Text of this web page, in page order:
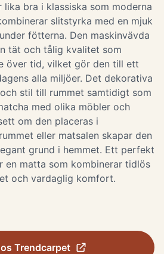
lika bra i klassiska som moderna
slitstyrka med en mjuk
fötterna. Den maskinvävda
tät och tålig kvalitet som
över tid, vilket gör den till ett
alla miljöer. Det dekorativa
stil till rummet samtidigt som
med olika möbler och
om den placeras i
eller matsalen skapar den
grund i hemmet. Ett perfekt
en matta som kombinerar tidlös
och vardaglig komfort.
Trendcarpet